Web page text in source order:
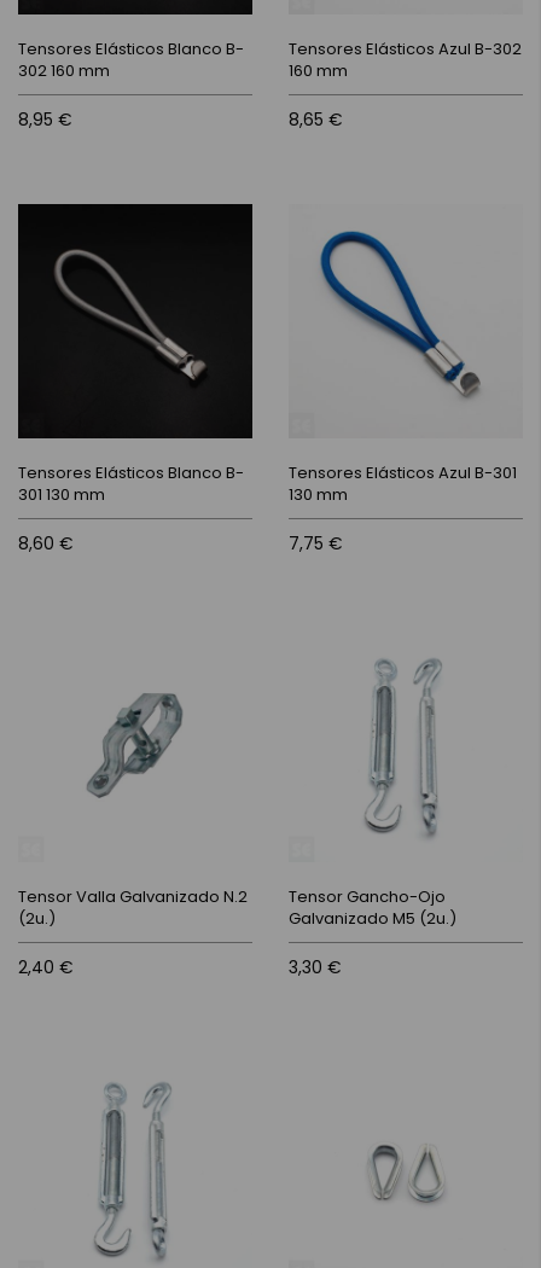
Tensores Elásticos Blanco B-
302 160 mm
8,95 €
Tensores Elásticos Azul B-302
160 mm
8,65 €
Tensores Elásticos Blanco B-
301 130 mm
8,60 €
Tensores Elásticos Azul B-301
130 mm
7,75 €
Tensor Valla Galvanizado N.2
(2u.)
2,40 €
Tensor Gancho-Ojo
Galvanizado M5 (2u.)
3,30 €